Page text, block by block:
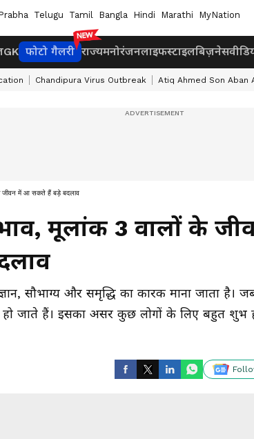
Telugu Tamil Bangla Hindi Marathi MyNation
GK फोटो गैलरी राज्यमनोरंजनलाइफस्टाइलबिज़नेस
Chandipura Virus Outbreak Atiq Ahmed Son Aban
जीवन में आ सकते हैं बड़े बदलाव
मूलांक 3 वालों के
सौभाग्य और समृद्धि का कारक माना जाता है।
जाते हैं। इसका असर कुछ लोगों के लिए बहुत शुभ